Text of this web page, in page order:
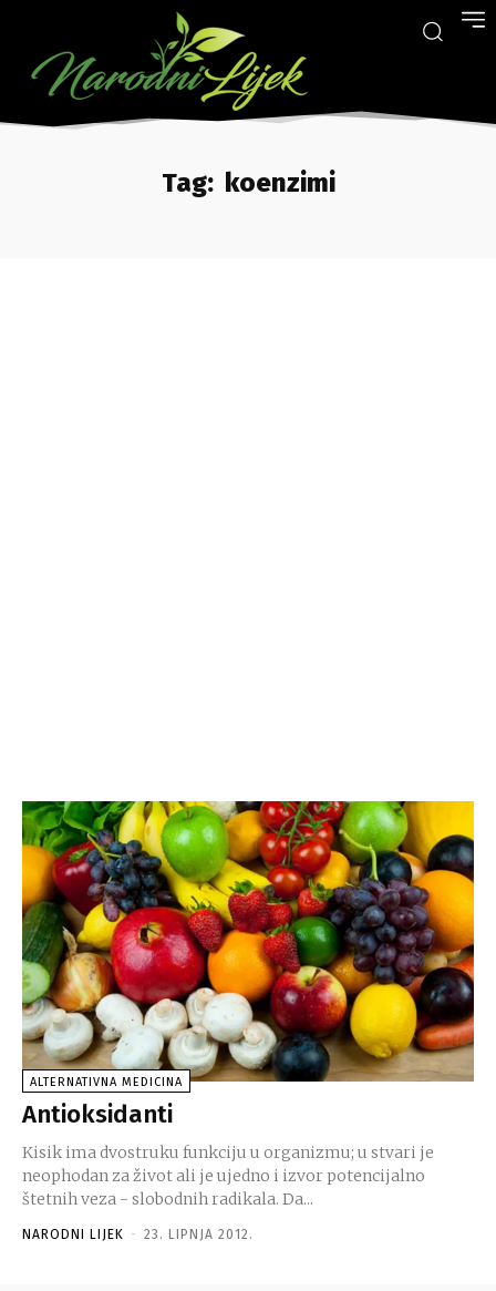
Tag: koenzimi
ALTERNATIVNA MEDICINA
Antioksidanti
Kisik ima dvostruku funkciju u organizmu; u stvari je
neophodan za život ali je ujedno i izvor potencijalno
štetnih veza - slobodnih radikala. Da...
NARODNI LIJEK - 23. LIPNJA 2012.